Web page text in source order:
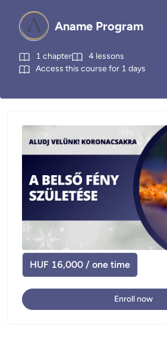
Aname Program
1 chapter 4 lessons
Access this course for 1 days
HUF 16,000 / one time
Enroll now